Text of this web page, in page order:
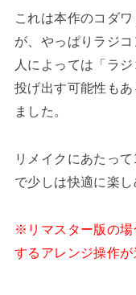
これは本作のコダ
が、やっぱりラジ
人によっては「ラ
投げ出す可能性も
ました。
リメイクにあたっ
で少しは快適に楽し
※リマスター版の場
するアレンジ操作が